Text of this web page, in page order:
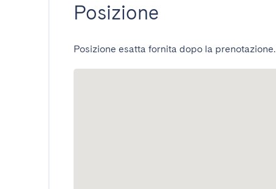
Posizione
Posizione esatta fornita dopo la prenotazione.